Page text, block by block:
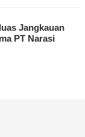
Jangkauan
PT Narasi